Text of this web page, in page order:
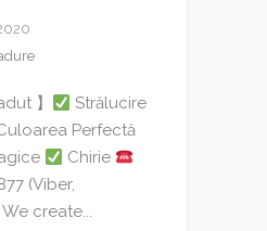
】
Strălucire
Perfectă
Chirie
(Viber,
create...